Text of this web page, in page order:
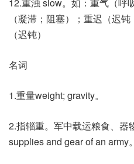
（凝滞；阻塞）；重迟（迟
（迟钝）
名词
1.重量weight; gravity。
2.指辎重。军中载运粮食、器
supplies and gear of an army。